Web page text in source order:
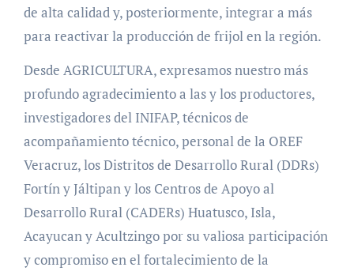
de alta calidad y, posteriormente, integrar a más
para reactivar la producción de frijol en la región.
Desde AGRICULTURA, expresamos nuestro más
profundo agradecimiento a las y los productores,
investigadores del INIFAP, técnicos de
acompañamiento técnico, personal de la OREF
Veracruz, los Distritos de Desarrollo Rural (DDRs)
Fortín y Jáltipan y los Centros de Apoyo al
Desarrollo Rural (CADERs) Huatusco, Isla,
Acayucan y Acultzingo por su valiosa participación
y compromiso en el fortalecimiento de la